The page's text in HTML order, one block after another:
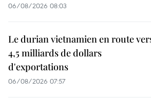
06/08/2026 08:03
Le durian vietnamien en route
4,5 milliards de dollars
d'exportations
06/08/2026 07:57